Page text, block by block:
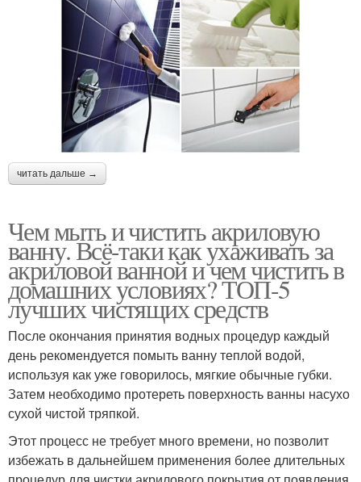
читать дальше →
Чем мыть и чистить акриловую
ванну. Всё-таки как ухаживать за
акриловой ванной и чем чистить в
домашних условиях? ТОП-5
лучших чистящих средств
После окончания принятия водных процедур каждый
день рекомендуется помыть ванну теплой водой,
используя как уже говорилось, мягкие обычные губки.
Затем необходимо протереть поверхность ванны насухо
сухой чистой тряпкой.
Этот процесс не требует много времени, но позволит
избежать в дальнейшем применения более длительных